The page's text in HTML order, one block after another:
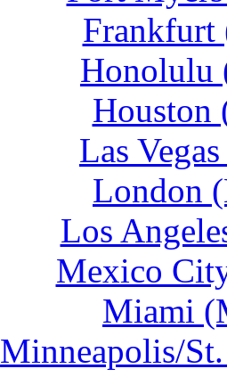
Frankfurt
Honolulu
Houston
Las
London
Los
Mexico
Miami
Minneapolis/